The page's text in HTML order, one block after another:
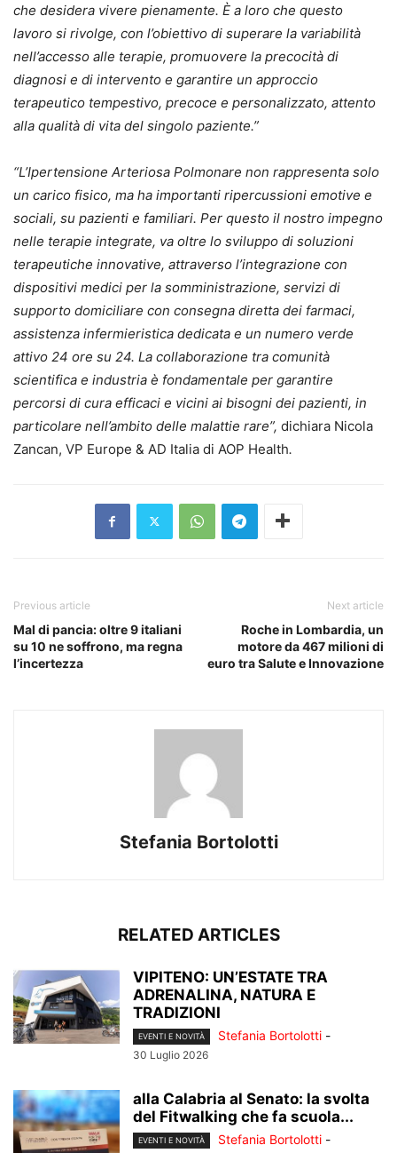
che desidera vivere pienamente. È a loro che questo
lavoro si rivolge, con l’obiettivo di superare la variabilità
nell’accesso alle terapie, promuovere la precocità di
diagnosi e di intervento e garantire un approccio
terapeutico tempestivo, precoce e personalizzato, attento
alla qualità di vita del singolo paziente.”
“L’Ipertensione Arteriosa Polmonare non rappresenta solo
un carico fisico, ma ha importanti ripercussioni emotive e
sociali, su pazienti e familiari. Per questo il nostro impegno
nelle terapie integrate, va oltre lo sviluppo di soluzioni
terapeutiche innovative, attraverso l’integrazione con
dispositivi medici per la somministrazione, servizi di
supporto domiciliare con consegna diretta dei farmaci,
assistenza infermieristica dedicata e un numero verde
attivo 24 ore su 24. La collaborazione tra comunità
scientifica e industria è fondamentale per garantire
percorsi di cura efficaci e vicini ai bisogni dei pazienti, in
particolare nell’ambito delle malattie rare”, dichiara Nicola
Zancan, VP Europe & AD Italia di AOP Health.
Previous article
Mal di pancia: oltre 9 italiani
su 10 ne soffrono, ma regna
l’incertezza
Next article
Roche in Lombardia, un
motore da 467 milioni di
euro tra Salute e Innovazione
Stefania Bortolotti
RELATED ARTICLES
VIPITENO: UN’ESTATE TRA
ADRENALINA, NATURA E
TRADIZIONI
EVENTI E NOVITÀ Stefania Bortolotti -
30 Luglio 2026
alla Calabria al Senato: la svolta
del Fitwalking che fa scuola...
EVENTI E NOVITÀ Stefania Bortolotti -